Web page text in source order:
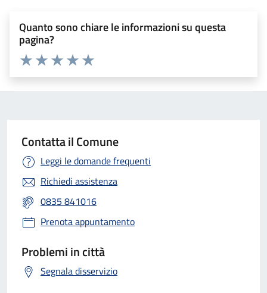
Quanto sono chiare le informazioni su questa
pagina?
Valuta 5 stelle su 5
Valuta 4 stelle su 5
Valuta 3 stelle su 5
Valuta 2 stelle su 5
Valuta 1 stelle su 5
Contatta il Comune
Leggi le domande frequenti
Richiedi assistenza
0835 841016
Prenota appuntamento
Problemi in città
Segnala disservizio